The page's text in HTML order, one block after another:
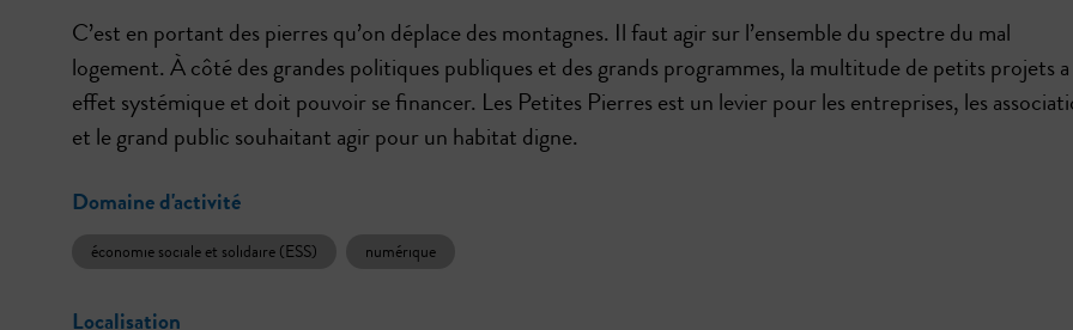
C’est en portant des pierres qu’on déplace des montagnes. Il faut agir sur l’ensemble du spectre du mal
logement. À côté des grandes politiques publiques et des grands programmes, la multitude de petits projets
effet systémique et doit pouvoir se financer. Les Petites Pierres est un levier pour les entreprises, les
et le grand public souhaitant agir pour un habitat digne.
Domaine d'activité
économie sociale et solidaire (ESS) numérique
Localisation